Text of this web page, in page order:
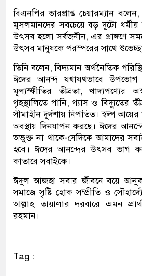
বিএনপির ভারপ্রাপ্ত চেয়ারম্যান
মুসলমানদের সবচেয়ে বড় দুটো ধর্মীয়
উৎসব হলো সর্বজনীন, এর প্রাঙ্গণে
উৎসব মানুষকে পরস্পরের সাথে
তিনি বলেন, বিদ্যমান অর্থনৈতিক
ঈদের আনন্দ যথাযথভাবে উপভোগ
মূল্যস্ফীতির তীব্রতা, খাদ্যপণ্যের
গৃহস্থালিতে পানি, গ্যাস ও বিদ্যুতের
সীমাহীন দুর্দশায় নিপতিত। স্বল্প আয়ের
অবস্থায় দিনযাপন করছে। ঈদের
অভুক্ত না থাকে-সেদিকে আমাদের
হবে। ঈদের আনন্দের উৎসব ভাগ
কাতারে সবাইকে।
ঈদুল আজহা সবার জীবনে বয়ে আনুক
সমাজে সৃষ্টি হোক সম্প্রীতি ও
আল্লাহ তায়ালার দরবারে এমন
রহমান।
Tag :